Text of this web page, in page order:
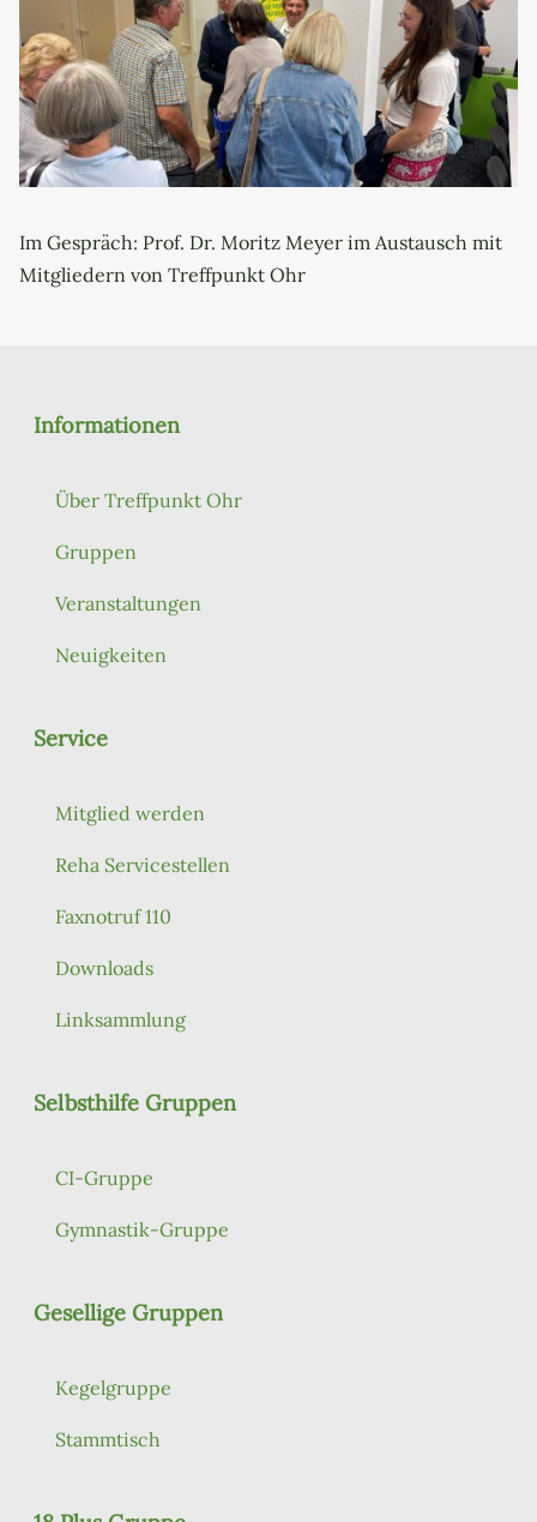
Im Gespräch: Prof. Dr. Moritz Meyer im Austausch mit
Mitgliedern von Treffpunkt Ohr
Informationen
Über Treffpunkt Ohr
Gruppen
Veranstaltungen
Neuigkeiten
Service
Mitglied werden
Reha Servicestellen
Faxnotruf 110
Downloads
Linksammlung
Selbsthilfe Gruppen
CI-Gruppe
Gymnastik-Gruppe
Gesellige Gruppen
Kegelgruppe
Stammtisch